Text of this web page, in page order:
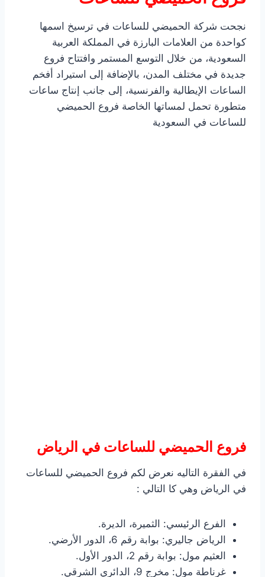
نجحت شركة الحميضي للساعات في ترسيخ اسمها
كواحدة من العلامات البارزة في المملكة العربية
السعودية، من خلال التوسع المستمر وافتتاح فروع
جديدة في مختلف المدن، بالإضافة إلى استيراد أفخم
الساعات الإيطالية والفرنسية، إلى جانب إنتاج ساعات
متطورة تحمل لمساتها الخاصة فروع الحميضي
للساعات في السعودية
فروع الحميضي للساعات في الرياض
في الفقرة التاليه نعرض لكم فروع الحميضي للساعات
في الرياض وهي كا التالي :
الفرع الرئيسي: الثميرة، الديرة.
الرياض جاليري: بوابة رقم 6، الدور الأرضي.
العثيم مول: بوابة رقم 2، الدور الأول.
غرناطة مول: مخرج 9، الدائري الشرقي.